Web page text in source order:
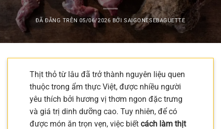
ĐÃ ĐĂNG TRÊN 05/06/2026 BỞISAIGONESEBAGUETTE
Thịt thỏ từ lâu đã trở thành nguyên liệu quen
thuộc trong ẩm thực Việt, được nhiều người
yêu thích bởi hương vị thơm ngon đặc trưng
và giá trị dinh dưỡng cao. Tuy nhiên, để có
được món ăn trọn vẹn, việc biết cách làm thịt